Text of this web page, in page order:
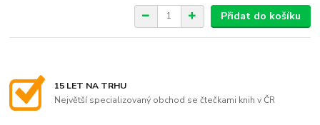
Přidat do košíku
15 LET NA TRHU
Největší specializovaný obchod se čtečkami knih v ČR